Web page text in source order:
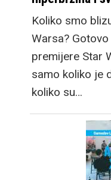
Koliko smo
Warsa?
premijere Star
samo koliko je
koliko su…